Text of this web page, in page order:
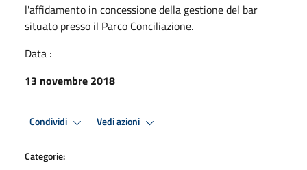
l'affidamento in concessione della gestione del bar
situato presso il Parco Conciliazione.
Data :
13 novembre 2018
Condividi Vedi azioni
Categorie: